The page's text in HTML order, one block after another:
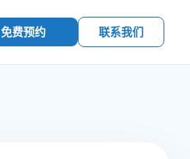
免费预约 联系我们